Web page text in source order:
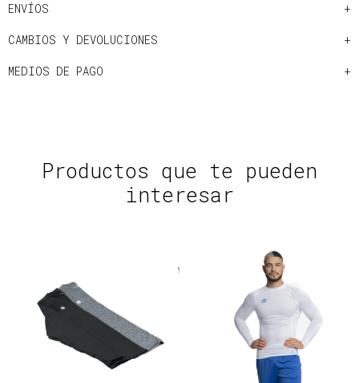
ENVÍOS
CAMBIOS Y DEVOLUCIONES
MEDIOS DE PAGO
Productos que te pueden
interesar